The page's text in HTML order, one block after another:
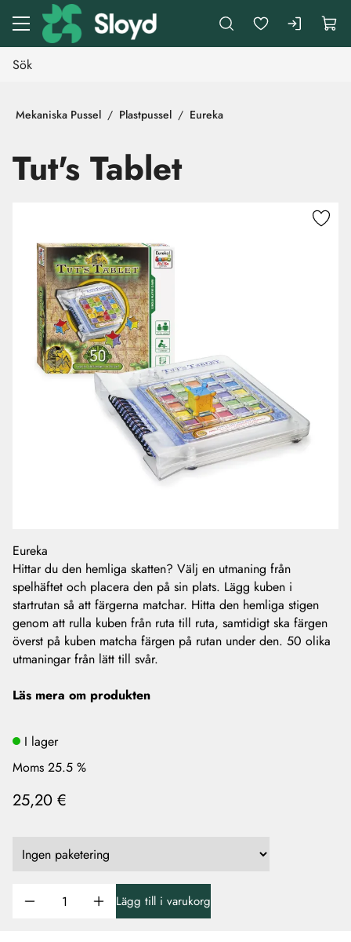
Gå till huvudinnehåll
Mekaniska Pussel Plastpussel Eureka
Tut's Tablet
Eureka
Hittar du den hemliga skatten? Välj en utmaning från
spelhäftet och placera den på sin plats. Lägg kuben i
startrutan så att färgerna matchar. Hitta den hemliga stigen
genom att rulla kuben från ruta till ruta, samtidigt ska färgen
överst på kuben matcha färgen på rutan under den. 50 olika
utmaningar från lätt till svår.
Läs mera om produkten
I lager
Moms 25.5 %
25,20 €
Lägg till i varukorg